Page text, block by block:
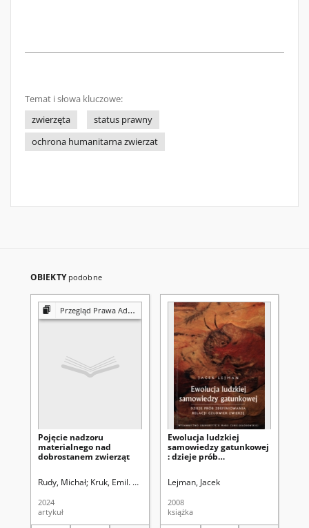
Temat i słowa kluczowe:
zwierzęta
status prawny
ochrona humanitarna zwierzat
OBIEKTY podobne
Przegląd Prawa Administracyjnego
Pojęcie nadzoru
materialnego nad
dobrostanem zwierząt
Rudy, Michał Kruk, Emil. Redaktor Fundacja Inicjatyw Akademickich
2024
artykuł
Ewolucja ludzkiej
samowiedzy gatunkowej
: dzieje prób
Lejman, Jacek
2008
książka